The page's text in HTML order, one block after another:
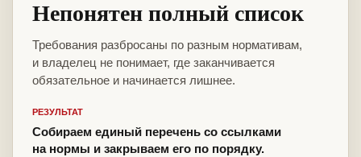
Непонятен полный список
Требования разбросаны по разным нормативам,
и владелец не понимает, где заканчивается
обязательное и начинается лишнее.
РЕЗУЛЬТАТ
Собираем единый перечень со ссылками
на нормы и закрываем его по порядку.